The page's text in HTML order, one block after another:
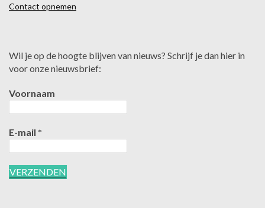
Contact opnemen
Wil je op de hoogte blijven van nieuws? Schrijf je dan hier in
voor onze nieuwsbrief:
Voornaam
E-mail *